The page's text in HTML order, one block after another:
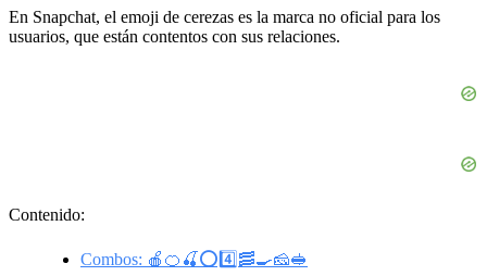
En Snapchat, el emoji de cerezas es la marca no oficial para los
usuarios, que están contentos con sus relaciones.
Contenido:
Combos: 🍎🍊🍒⭕️4️⃣🥓🍳🧀🥪